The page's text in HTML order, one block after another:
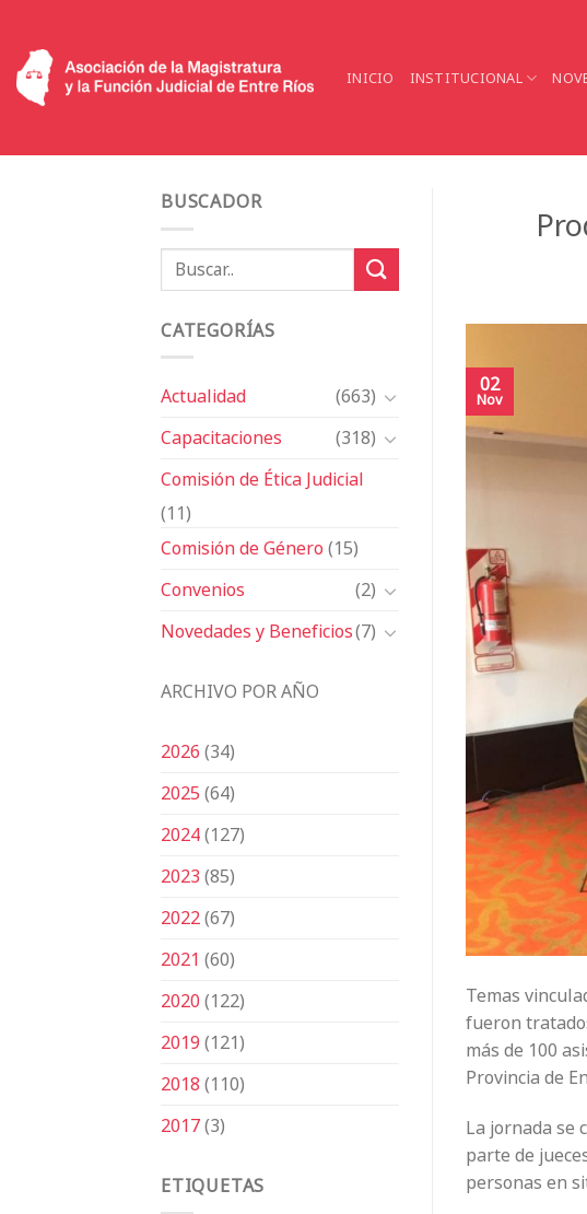
contenido
INICIO INSTITUCIONAL
BUSCADOR
CATEGORÍAS
Actualidad
(663)
Capacitaciones
(318)
Comisión de Ética Judicial
(11)
Comisión de Género(15)
Convenios
(2)
Novedades y Beneficios(7)
ARCHIVO POR AÑO
2026(34)
2025(64)
2024(127)
2023(85)
2022(67)
2021 (60)
2020(122)
2019(121)
2018(110)
2017(3)
ETIQUETAS
02
Nov
Temas
fueron
más de 100
Provincia de
La jornada se
parte de
personas en